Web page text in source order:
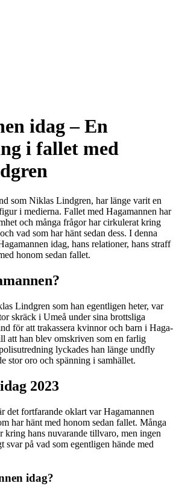
idag – En
i fallet med
som Niklas Lindgren, har länge varit en
i medierna. Fallet med Hagamannen har
och många frågor har cirkulerat kring
vad som har hänt sedan dess. I denna
idag, hans relationer, hans straff
honom sedan fallet.
Lindgren som han egentligen heter, var
skräck i Umeå under sina brottsliga
för att trakassera kvinnor och barn i Haga-
att han blev omskriven som en farlig
lyckades han länge undfly
stor oro och spänning i samhället.
2023
det fortfarande oklart var Hagamannen
har hänt med honom sedan fallet. Många
kring hans nuvarande tillvaro, men ingen
svar på vad som egentligen hände med
idag?